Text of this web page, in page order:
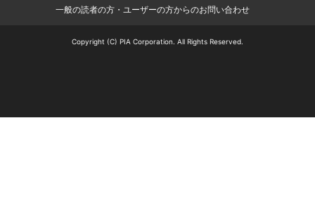
一般の読者の方・ユーザーの方からのお問い合わせ
Copyright (C) PIA Corporation. All Rights Reserved.